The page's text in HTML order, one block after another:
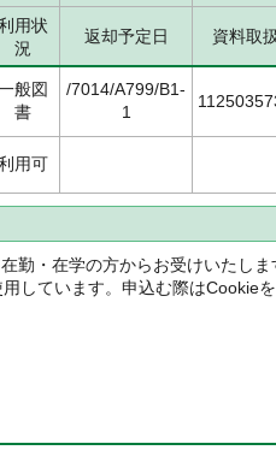
用状
況
返却予定日 資料取
般図
書
/7014/A799/B1-
1
用可
勤・在学の方からお受けいたしま
しています。申込む際はCookie